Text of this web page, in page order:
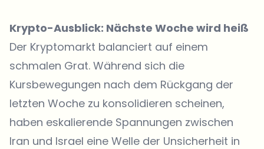
Krypto-Ausblick: Nächste Woche wird heiß
Der Kryptomarkt balanciert auf einem
schmalen Grat. Während sich die
Kursbewegungen nach dem Rückgang der
letzten Woche zu konsolidieren scheinen,
haben eskalierende Spannungen zwischen
Iran und Israel eine Welle der Unsicherheit in